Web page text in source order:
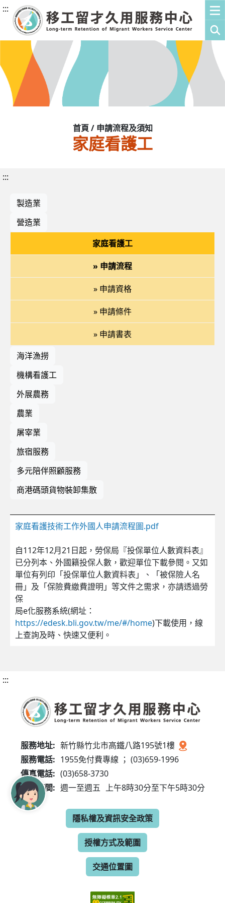
:::
首頁 / 申請流程及須知
家庭看護工
:::
製造業
營造業
家庭看護工
» 申請流程
» 申請資格
» 申請條件
» 申請書表
海洋漁撈
機構看護工
外展農務
農業
屠宰業
旅宿服務
多元陪伴照顧服務
商港碼頭貨物裝卸集散
家庭看護技術工作外國人申請流程圖.pdf
自112年12月21日起，勞保局『投保單位人數資料表』
已分列本、外國籍投保人數，歡迎單位下載參閱。又如
單位有列印「投保單位人數資料表」、「被保險人名
冊」及「保險費繳費證明」等文件之需求，亦請透過勞
保
局e化服務系統(網址：
https://edesk.bli.gov.tw/me/#/home)下載使用，線
上查詢及時、快速又便利。
:::
服務地址: 新竹縣竹北市高鐵八路195號1樓
服務電話: 1955免付費專線 ； (03)659-1996
傳真電話: (03)658-3730
服務時間: 週一至週五 上午8時30分至下午5時30分
隱私權及資訊安全政策
授權方式及範圍
交通位置圖